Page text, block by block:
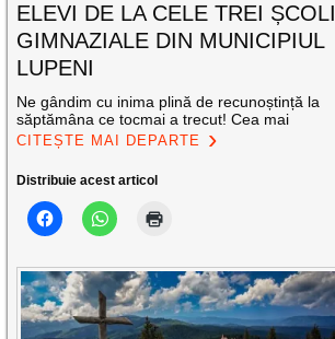
ELEVI DE LA CELE TREI ȘCOLI
GIMNAZIALE DIN MUNICIPIUL
LUPENI
Ne gândim cu inima plină de recunoștință la
săptămâna ce tocmai a trecut! Cea mai
CITEȘTE MAI DEPARTE
Distribuie acest articol